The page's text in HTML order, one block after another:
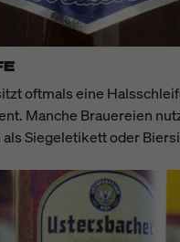
oftmals eine
Manche Brauereien
Siegeletikett oder